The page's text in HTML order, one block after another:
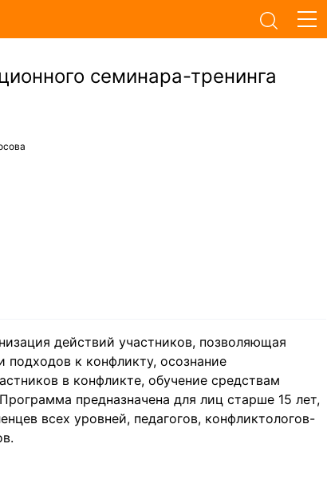
семинара-тренинга
действий участников, позволяющая
подходов к конфликту, осознание
в конфликте, обучение средствам
предназначена для лиц старше 15 лет,
всех уровней, педагогов, конфликтологов-